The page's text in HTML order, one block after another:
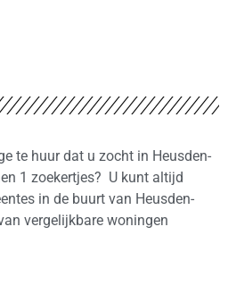
te huur dat u zocht in Heusden-
1 zoekertjes? U kunt altijd
in de buurt van Heusden-
vergelijkbare woningen